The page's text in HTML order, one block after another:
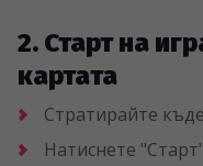
2. Старт на
картата
Стратирайте
Натиснете